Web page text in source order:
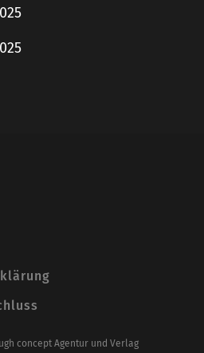
concept Agentur und Verlag